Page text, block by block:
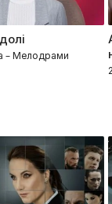
– Мелодрами